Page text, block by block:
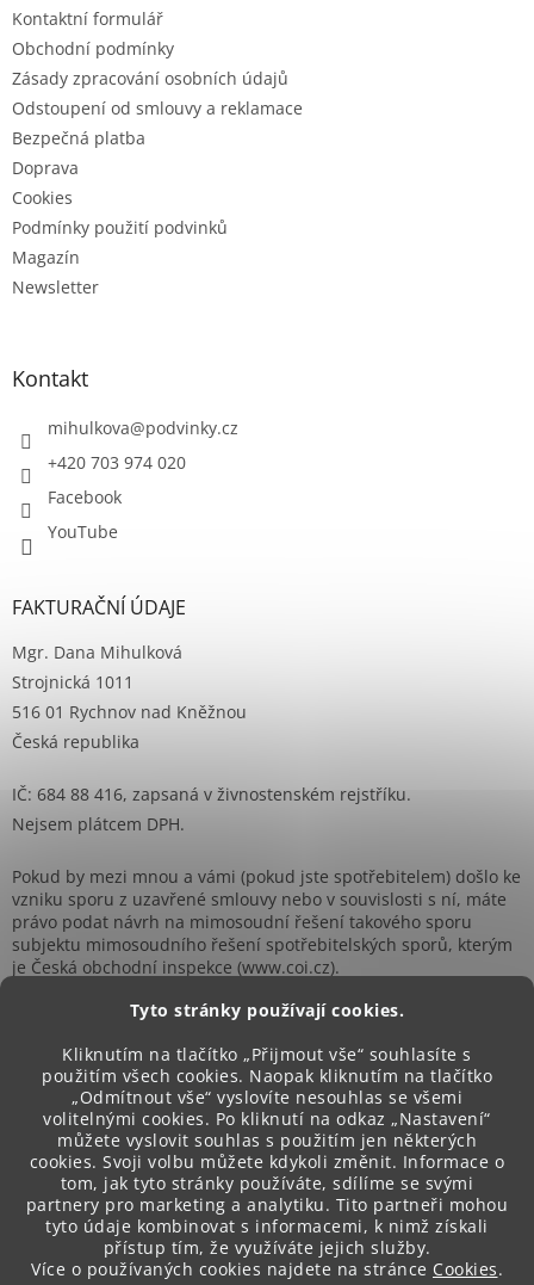
Tyto stránky používají cookies.
Kliknutím na tlačítko „Přijmout vše“ souhlasíte s
použitím všech cookies. Naopak kliknutím na tlačítko
„Odmítnout vše“ vyslovíte nesouhlas se všemi
volitelnými cookies. Po kliknutí na odkaz „Nastavení“
můžete vyslovit souhlas s použitím jen některých
cookies. Svoji volbu můžete kdykoli změnit. Informace o
tom, jak tyto stránky používáte, sdílíme se svými
partnery pro marketing a analytiku. Tito partneři mohou
tyto údaje kombinovat s informacemi, k nimž získali
přístup tím, že využíváte jejich služby.
Více o používaných cookies najdete na stránce Cookies.
Kontaktní formulář
Obchodní podmínky
Zásady zpracování osobních údajů
Odstoupení od smlouvy a reklamace
Bezpečná platba
Doprava
Cookies
Podmínky použití podvinků
Magazín
Newsletter
Kontakt
mihulkova@podvinky.cz
+420 703 974 020
Facebook
YouTube
FAKTURAČNÍ ÚDAJE
Mgr. Dana Mihulková
Strojnická 1011
516 01 Rychnov nad Kněžnou
Česká republika
IČ: 684 88 416, zapsaná v živnostenském rejstříku.
Nejsem plátcem DPH.
Pokud by mezi mnou a vámi (pokud jste spotřebitelem) došlo ke
vzniku sporu z uzavřené smlouvy nebo v souvislosti s ní, máte
právo podat návrh na mimosoudní řešení takového sporu
subjektu mimosoudního řešení spotřebitelských sporů, kterým
je Česká obchodní inspekce (www.coi.cz).
Přijímáme online platby
Vytvořil Shoptet